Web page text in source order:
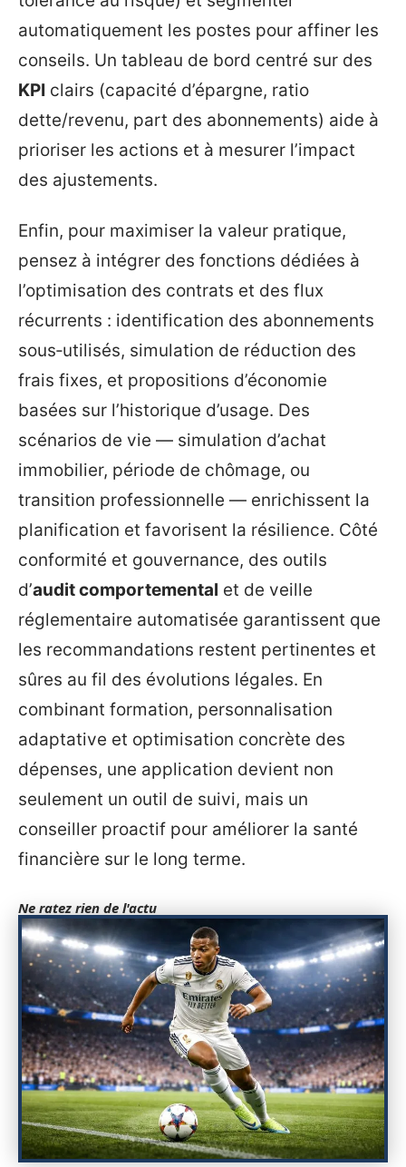
automatiquement les postes pour affiner les
conseils. Un tableau de bord centré sur des
KPI clairs (capacité d’épargne, ratio
dette/revenu, part des abonnements) aide à
prioriser les actions et à mesurer l’impact
des ajustements.
Enfin, pour maximiser la valeur pratique,
pensez à intégrer des fonctions dédiées à
l’optimisation des contrats et des flux
récurrents : identification des abonnements
sous‑utilisés, simulation de réduction des
frais fixes, et propositions d’économie
basées sur l’historique d’usage. Des
scénarios de vie — simulation d’achat
immobilier, période de chômage, ou
transition professionnelle — enrichissent la
planification et favorisent la résilience. Côté
conformité et gouvernance, des outils
d’audit comportemental et de veille
réglementaire automatisée garantissent que
les recommandations restent pertinentes et
sûres au fil des évolutions légales. En
combinant formation, personnalisation
adaptative et optimisation concrète des
dépenses, une application devient non
seulement un outil de suivi, mais un
conseiller proactif pour améliorer la santé
financière sur le long terme.
Ne ratez rien de l'actu